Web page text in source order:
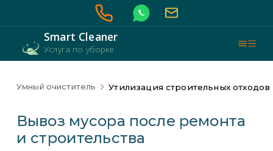
Smart Cleaner
Услуга по уборке
Умный очиститель Утилизация строительных отходов
Вывоз мусора после ремонта
и строительства